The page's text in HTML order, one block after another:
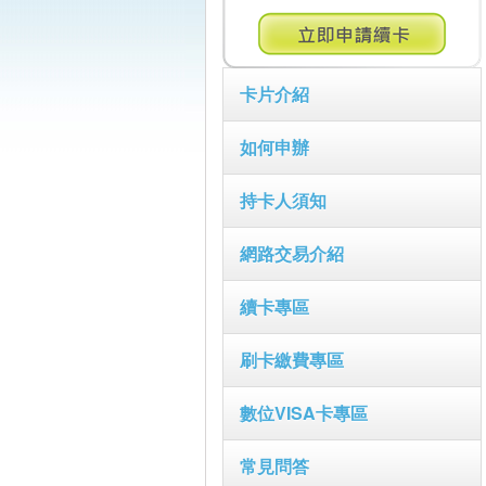
卡片介紹
如何申辦
持卡人須知
網路交易介紹
續卡專區
刷卡繳費專區
數位VISA卡專區
常見問答